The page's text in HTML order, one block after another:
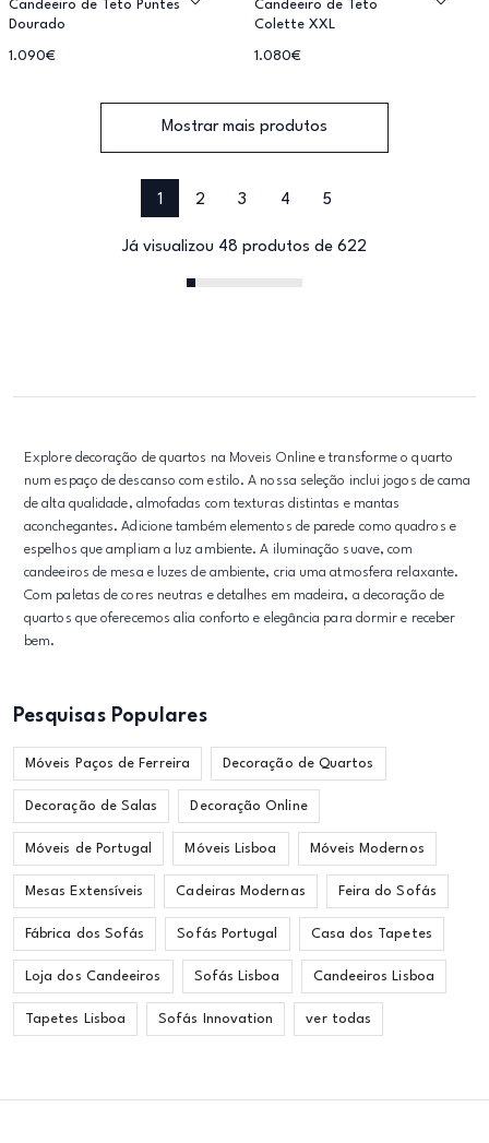
Candeeiro de Teto Puntes
Dourado
1.090€
Candeeiro de Teto
Colette XXL
1.080€
Mostrar mais produtos
1 2 3 4 5
Já visualizou 48 produtos de 622
Explore decoração de quartos na Moveis Online e transforme o quarto
num espaço de descanso com estilo. A nossa seleção inclui jogos de cama
de alta qualidade, almofadas com texturas distintas e mantas
aconchegantes. Adicione também elementos de parede como quadros e
espelhos que ampliam a luz ambiente. A iluminação suave, com
candeeiros de mesa e luzes de ambiente, cria uma atmosfera relaxante.
Com paletas de cores neutras e detalhes em madeira, a decoração de
quartos que oferecemos alia conforto e elegância para dormir e receber
bem.
Pesquisas Populares
Móveis Paços de Ferreira Decoração de Quartos
Decoração de Salas Decoração Online
Móveis de Portugal Móveis Lisboa Móveis Modernos
Mesas Extensíveis Cadeiras Modernas Feira do Sofás
Fábrica dos Sofás Sofás Portugal Casa dos Tapetes
Loja dos Candeeiros Sofás Lisboa Candeeiros Lisboa
Tapetes Lisboa Sofás Innovation ver todas